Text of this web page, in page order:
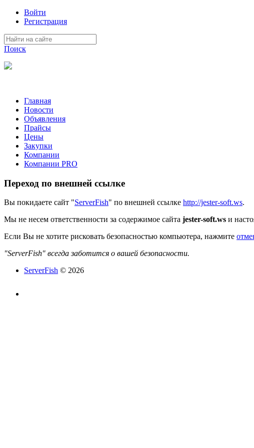
Войти
Регистрация
Поиск
Главная
Новости
Объявления
Прайсы
Цены
Закупки
Компании
Компании PRO
Переход по внешней ссылке
Вы покидаете сайт "ServerFish" по внешней ссылке http://jester-soft.ws.
Мы не несем ответственности за содержимое сайта jester-soft.ws и
Если Вы не хотите рисковать безопасностью компьютера, нажмите
"ServerFish" всегда заботится о вашей безопасности.
ServerFish © 2026